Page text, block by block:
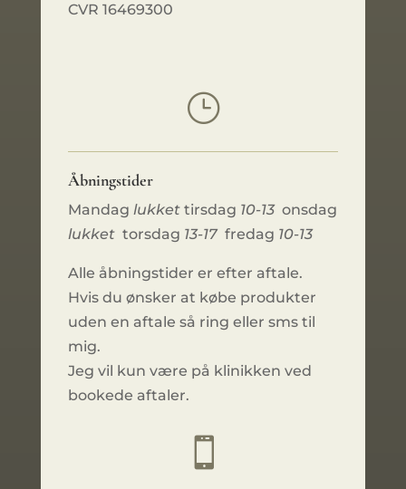
CVR 16469300
}
Åbningstider
Mandag lukkettirsdag 10-13onsdag
lukkettorsdag 13-17fredag 10-13
Alle åbningstider er efter aftale.
Hvis du ønsker at købe produkter
uden en aftale så ring eller sms til
mig.
Jeg vil kun være på klinikken ved
bookede aftaler.
